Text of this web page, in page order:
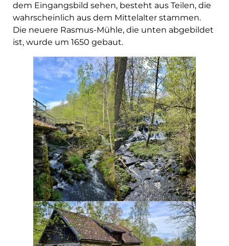
dem Eingangsbild sehen, besteht aus Teilen, die
wahrscheinlich aus dem Mittelalter stammen.
Die neuere Rasmus-Mühle, die unten abgebildet
ist, wurde um 1650 gebaut.